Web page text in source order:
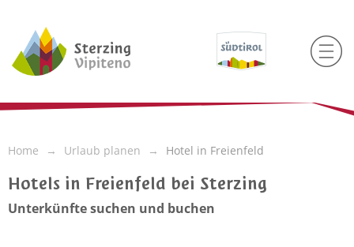
Home Urlaub planen Hotel in Freienfeld
Hotels in Freienfeld bei Sterzing
Unterkünfte suchen und buchen